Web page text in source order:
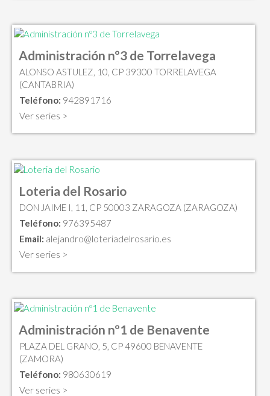
Administración nº3 de Torrelavega
ALONSO ASTULEZ, 10, CP 39300 TORRELAVEGA
(CANTABRIA)
Teléfono: 942891716
Ver series >
Loteria del Rosario
DON JAIME I, 11, CP 50003 ZARAGOZA (ZARAGOZA)
Teléfono: 976395487
Email: alejandro@loteriadelrosario.es
Ver series >
Administración nº1 de Benavente
PLAZA DEL GRANO, 5, CP 49600 BENAVENTE
(ZAMORA)
Teléfono: 980630619
Ver series >